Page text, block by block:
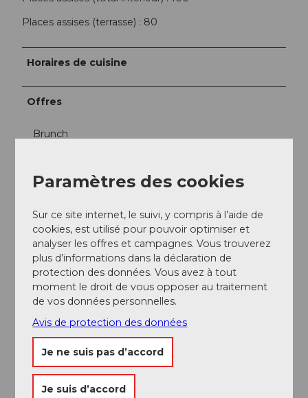
Places assises (terrasse) : 80
Horaires de cuisine
Offres
Brunch
Fêtes/mariages
Produits
Fondue
Gibier
Conseil
Un coup d'œil sur le nouveau
Paramètres des cookies
Sur ce site internet, le suivi, y compris à l’aide de
cookies, est utilisé pour pouvoir optimiser et
analyser les offres et campagnes. Vous trouverez
plus d’informations dans la déclaration de
protection des données. Vous avez à tout
moment le droit de vous opposer au traitement
de vos données personnelles.
Avis de protection des données
Je ne suis pas d’accord
Je suis d’accord